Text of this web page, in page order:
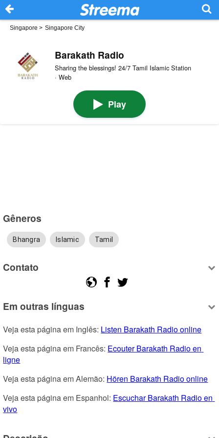
Singapore > Singapore City
Barakath Radio
Sharing the blessings! 24/7 Tamil Islamic Station
· Web
Play
Gêneros
Bhangra Islamic Tamil
Contato
Em outras línguas
Veja esta página em Inglês: Listen Barakath Radio online
Veja esta página em Francês: Ecouter Barakath Radio en
ligne
Veja esta página em Alemão: Hören Barakath Radio online
Veja esta página em Espanhol: Escuchar Barakath Radio en
vivo